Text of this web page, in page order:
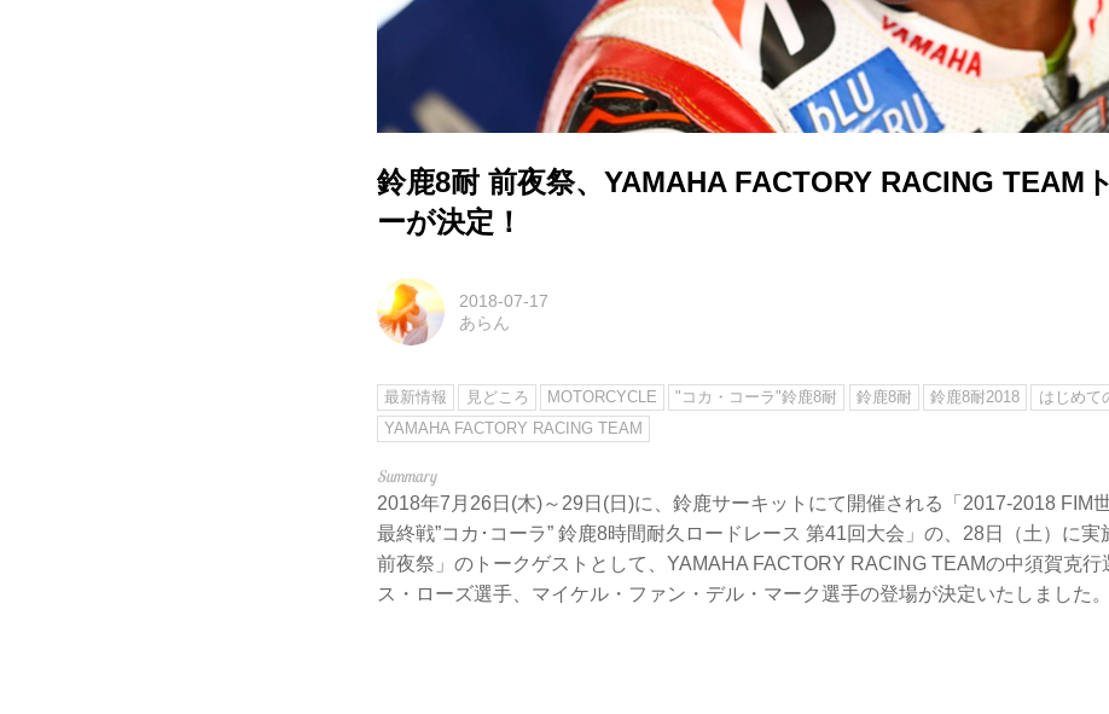
鈴鹿8耐 前夜祭、YAMAHA FACTORY RACING TEAM
ーが決定！
2018-07-17
あらん
最新情報 見どころ MOTORCYCLE "コカ・コーラ"鈴鹿8耐 鈴鹿8耐 鈴鹿8耐2018
はじめて
YAMAHA FACTORY RACING TEAM
2018年7月26日(木)～29日(日)に、鈴鹿サーキットにて開催される「2017-2018 FIM
最終戦”コカ･コーラ” 鈴鹿8時間耐久ロードレース 第41回大会」の、28日（土）に実
前夜祭」のトークゲストとして、YAMAHA FACTORY RACING TEAMの中須賀克行
ス・ローズ選手、マイケル・ファン・デル・マーク選手の登場が決定いたしました。